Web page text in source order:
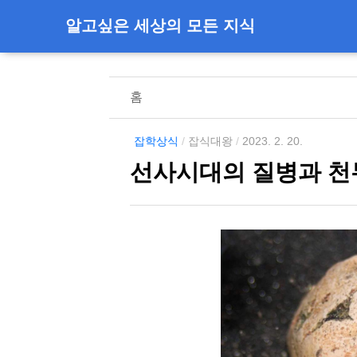
알고싶은 세상의 모든 지식
홈
잡학상식 / 잡식대왕 / 2023. 2. 20.
선사시대의 질병과 천